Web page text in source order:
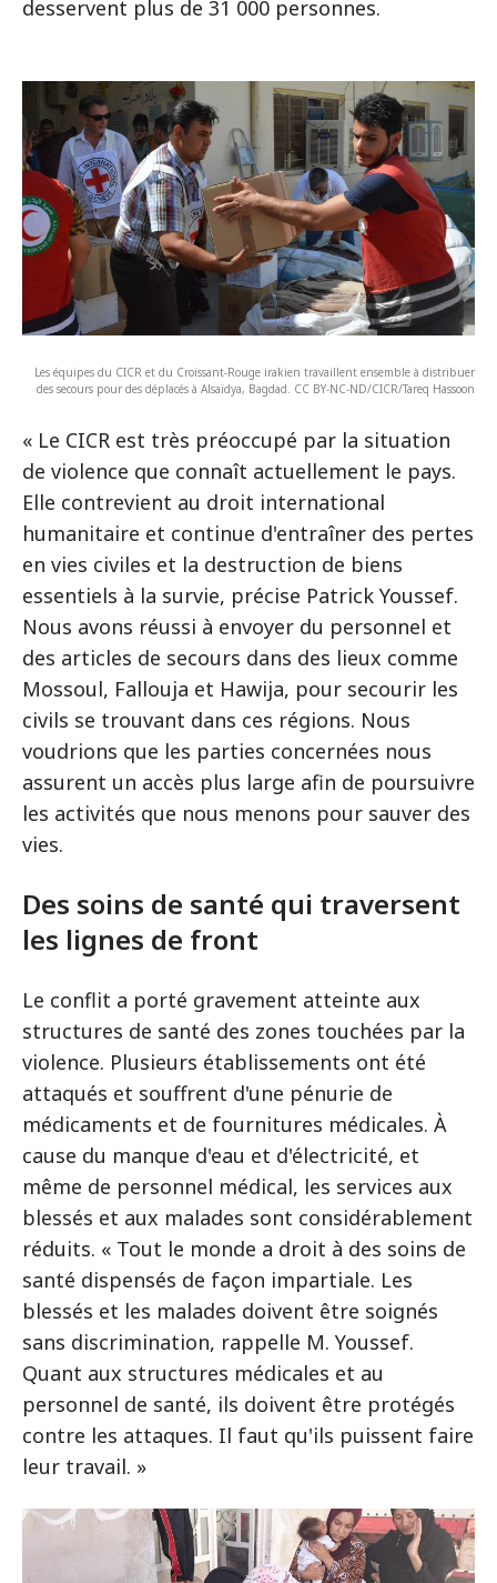
desservent plus de 31 000 personnes.
Les équipes du CICR et du Croissant-Rouge irakien travaillent ensemble à distribuer
des secours pour des déplacés à Alsaïdya, Bagdad. CC BY-NC-ND/CICR/Tareq Hassoon
« Le CICR est très préoccupé par la situation
de violence que connaît actuellement le pays.
Elle contrevient au droit international
humanitaire et continue d'entraîner des pertes
en vies civiles et la destruction de biens
essentiels à la survie, précise Patrick Youssef.
Nous avons réussi à envoyer du personnel et
des articles de secours dans des lieux comme
Mossoul, Fallouja et Hawija, pour secourir les
civils se trouvant dans ces régions. Nous
voudrions que les parties concernées nous
assurent un accès plus large afin de poursuivre
les activités que nous menons pour sauver des
vies.
Des soins de santé qui traversent
les lignes de front
Le conflit a porté gravement atteinte aux
structures de santé des zones touchées par la
violence. Plusieurs établissements ont été
attaqués et souffrent d'une pénurie de
médicaments et de fournitures médicales. À
cause du manque d'eau et d'électricité, et
même de personnel médical, les services aux
blessés et aux malades sont considérablement
réduits. « Tout le monde a droit à des soins de
santé dispensés de façon impartiale. Les
blessés et les malades doivent être soignés
sans discrimination, rappelle M. Youssef.
Quant aux structures médicales et au
personnel de santé, ils doivent être protégés
contre les attaques. Il faut qu'ils puissent faire
leur travail. »